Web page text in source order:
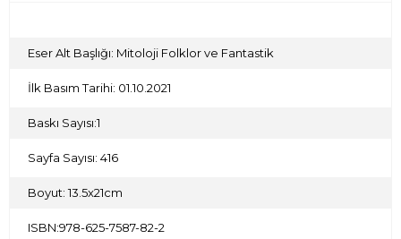
Eser Alt Başlığı: Mitoloji Folklor ve Fantastik
İlk Basım Tarihi: 01.10.2021
Baskı Sayısı:1
Sayfa Sayısı: 416
Boyut: 13.5x21cm
ISBN:978-625-7587-82-2